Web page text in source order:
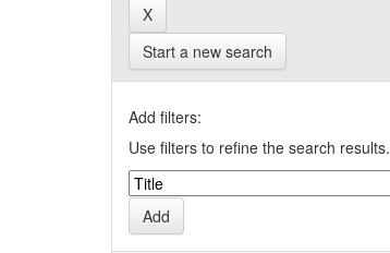
Start a new search
Add filters:
Use filters to refine the search results.